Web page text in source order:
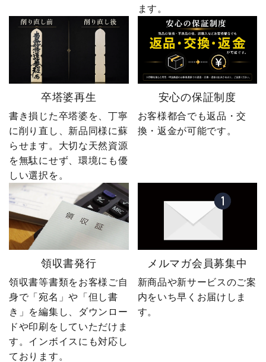
ます。
卒塔婆再生
書き損じた卒塔婆を、丁寧
に削り直し、新品同様に蘇
らせます。大切な天然資源
を無駄にせず、環境にも優
しい選択を。
安心の保証制度
お客様都合でも返品・交
換・返金が可能です。
領収書発行
領収書等書類をお客様ご自
身で「宛名」や「但し書
き」を編集し、ダウンロー
ドや印刷をしていただけま
す。インボイスにも対応し
ております。
メルマガ会員募集中
新商品や新サービスのご案
内をいち早くお届けしま
す。